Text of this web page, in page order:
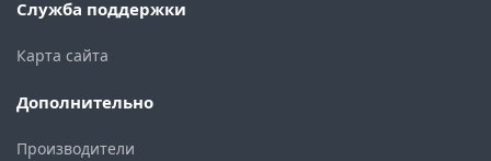
Служба поддержки
Карта сайта
Дополнительно
Производители